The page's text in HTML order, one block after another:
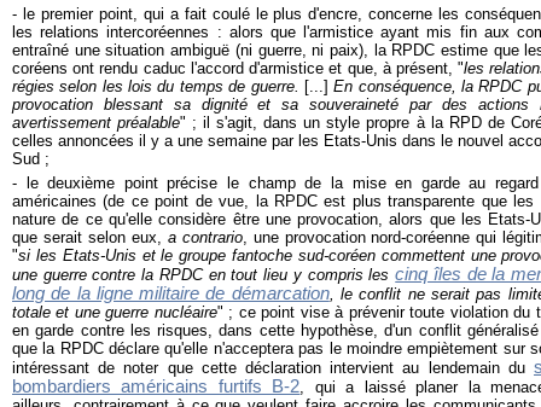
- le premier point, qui a fait coulé le plus d'encre, concerne les
les relations intercoréennes : alors que l'armistice ayant mis fin aux
entraîné une situation ambiguë (ni guerre, ni paix), la RPDC estime que
coréens ont rendu caduc l'accord d'armistice et que, à présent, "les
régies selon les lois du temps de guerre.
[...] En conséquence, la RPDC
provocation blessant sa dignité et sa souveraineté par des
avertissement préalable" ; il s'agit, dans un style propre à la RPD de
celles annoncées il y a une semaine par les Etats-Unis dans le nouvel
Sud ;
- le deuxième point précise le champ de la mise en garde au regard
américaines (de ce point de vue, la RPDC est plus transparente que
nature de ce qu'elle considère être une provocation, alors que les Etats-
que serait selon eux, a contrario, une provocation nord-coréenne qui
"si les Etats-Unis et le groupe fantoche sud-coréen commettent une
une guerre contre la RPDC en tout lieu y compris lescinq îles de la
long de la ligne militaire de démarcation, le conflit ne serait pas
totale et une guerre nucléaire" ; ce point vise à prévenir toute violation du
en garde contre les risques, dans cette hypothèse, d'un conflit
que la RPDC déclare qu'elle n'acceptera pas le moindre empiètement sur
intéressant de noter que cette déclaration intervient au lendemain du
bombardiers américains furtifs B-2 , qui a laissé planer la